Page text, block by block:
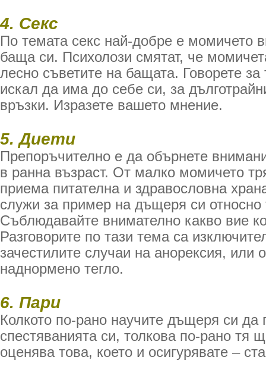
4. Секс
По темата секс най-добре е момичето
баща си. Психолози смятат, че
лесно съветите на бащата. Говорете за
искал да има до себе си, за
връзки. Изразете вашето мнение.
5. Диети
Препоръчително е да обърнете
в ранна възраст. От малко момичето
приема питателна и здравословна
служи за пример на дъщеря си относно
Съблюдавайте внимателно какво вие
Разговорите по тази тема са
зачестилите случаи на анорексия, или
наднормено тегло.
6. Пари
Колкото по-рано научите дъщеря си
спестяванията си, толкова по-рано тя
оценява това, което и осигурявате –